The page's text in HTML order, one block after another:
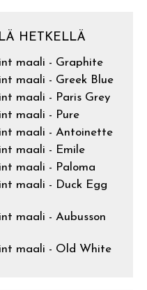
HETKELLÄ
maali - Graphite
maali - Greek Blue
maali - Paris Grey
maali - Pure
maali - Antoinette
maali - Emile
maali - Paloma
maali - Duck Egg
maali - Aubusson
maali - Old White